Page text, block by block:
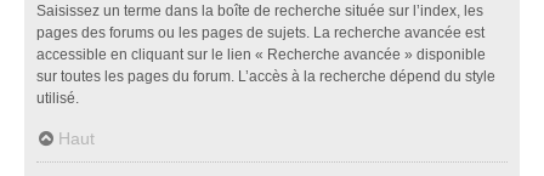
Saisissez un terme dans la boîte de recherche située sur l’index, les
pages des forums ou les pages de sujets. La recherche avancée est
accessible en cliquant sur le lien « Recherche avancée » disponible
sur toutes les pages du forum. L’accès à la recherche dépend du style
utilisé.
Haut